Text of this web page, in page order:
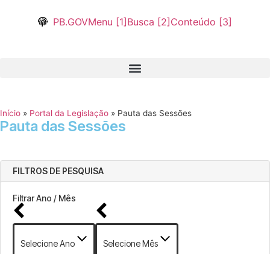
PB.GOVMenu [1] Busca [2] Conteúdo [3]
Início » Portal da Legislação » Pauta das Sessões
Pauta das Sessões
FILTROS DE PESQUISA
Filtrar Ano / Mês
Selecione Ano Selecione Mês